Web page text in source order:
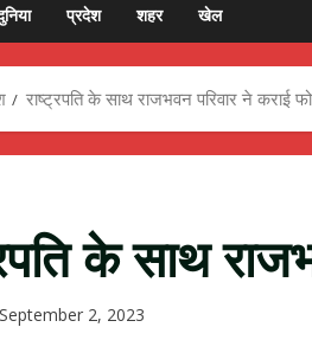
प्रदेश शहर खेल
राष्ट्रपति के साथ राजभवन परिवार ने कराई
के साथ
September 2, 2023